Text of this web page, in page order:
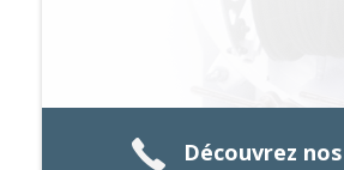
Découvrez